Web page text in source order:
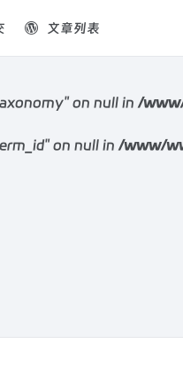
on null in /
on null in /www/
文章列表